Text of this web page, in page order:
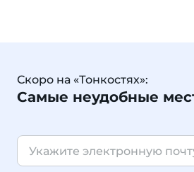
Скоро на «Тонкостях»:
Самые неудобные